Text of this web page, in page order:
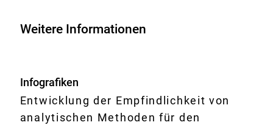
Weitere Informationen
Infografiken
Entwicklung der Empfindlichkeit von
analytischen Methoden für den